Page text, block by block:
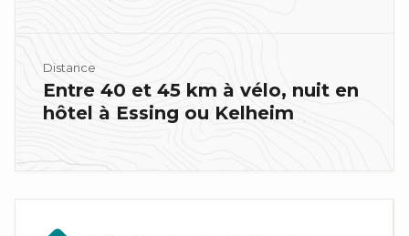
Distance
Entre 40 et 45 km à vélo, nuit en
hôtel à Essing ou Kelheim